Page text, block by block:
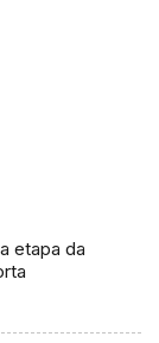
etapa da